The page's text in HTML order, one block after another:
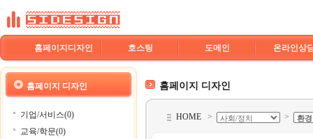
홈페이지디자인 호스팅 도메인 온라인상
홈페이지 디자인
기업/서비스(0)
교육/학문(0)
홈페이지 디자인
HOME > >